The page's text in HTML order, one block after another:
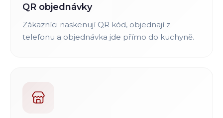
QR objednávky
Zákazníci naskenují QR kód, objednají z
telefonu a objednávka jde přímo do kuchyně.